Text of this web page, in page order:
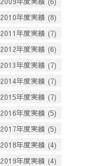
2010年度実績 (8)
2011年度実績 (7)
2012年度実績 (6)
2013年度実績 (7)
2014年度実績 (7)
2015年度実績 (7)
2016年度実績 (5)
2017年度実績 (5)
2018年度実績 (4)
2019年度実績 (4)